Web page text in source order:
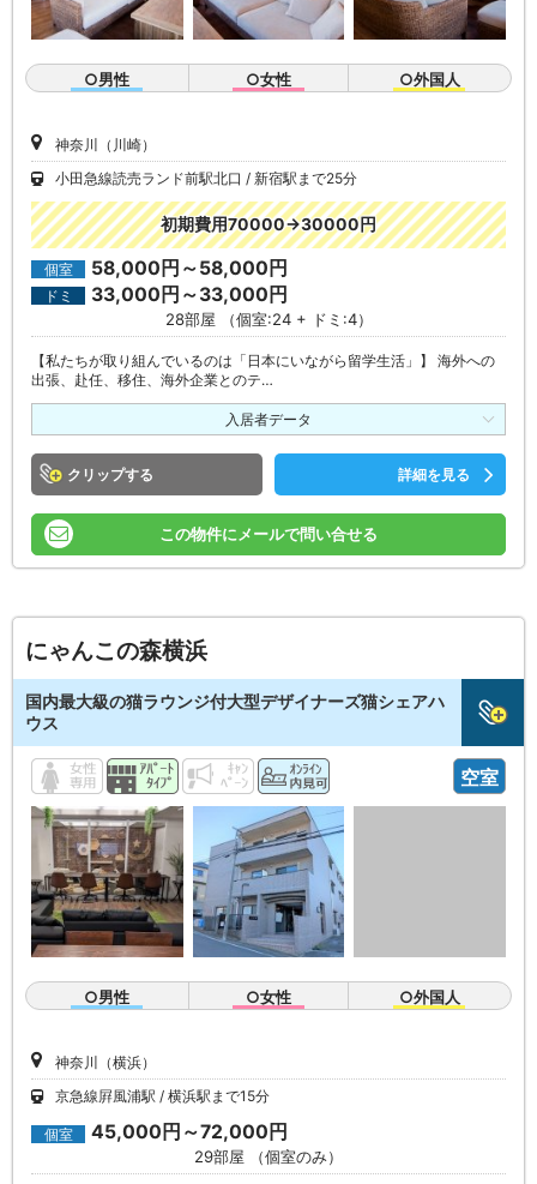
○男性 ○女性 ○外国人
神奈川（川崎）
小田急線読売ランド前駅北口
新宿駅まで25分
初期費用70000→30000円
個室 58,000円～58,000円
ドミ 33,000円～33,000円
28部屋 （個室:24 + ドミ:4）
【私たちが取り組んでいるのは「日本にいながら留学生活」】 海外への
出張、赴任、移住、海外企業とのテ…
入居者データ
クリップ 詳細を見る
この物件にメールで問い合せる
にゃんこの森横浜
国内最大級の猫ラウンジ付大型デザイナーズ猫シェアハ
ウス
空室
○男性 ○女性 ○外国人
神奈川（横浜）
京急線屛風浦駅
横浜駅まで15分
個室 45,000円～72,000円
29部屋 （個室のみ）